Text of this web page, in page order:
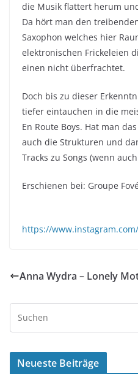
die Musik flattert herum
Da hört man den
Saxophon welches hier
elektronischen Frickeleien
einen nicht überfrachtet.
Doch bis zu dieser
tiefer eintauchen in die
En Route Boys. Hat man
auch die Strukturen und
Tracks zu Songs (wenn
Erschienen bei: Groupe
https://
Anna Wydra – Lonely
Neueste Beiträge